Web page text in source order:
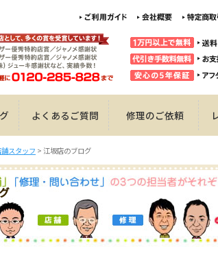
よくあるご質問 修理のご依頼
スタッフ > 江坂店のブログ